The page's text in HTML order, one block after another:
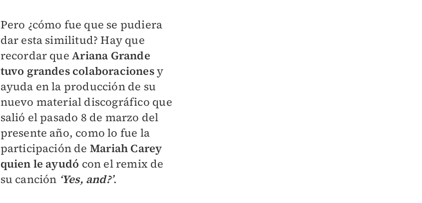
Pero ¿cómo fue que se pudiera
dar esta similitud? Hay que
recordar queAriana Grande
tuvo grandes colaboracionesy
ayuda en la producción de su
nuevo material discográfico que
salió el pasado 8 de marzo del
presente año, como lo fue la
participación de Mariah Carey
quien le ayudó con el remix de
su canción ‘Yes, and?’.